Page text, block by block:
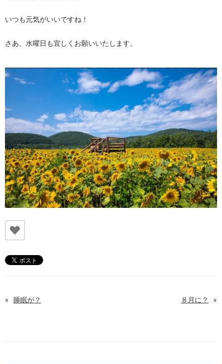
いつも元気がいいですね！
さあ、水曜日も宜しくお願いいたします。
« 睡眠が？ ８月に？ »